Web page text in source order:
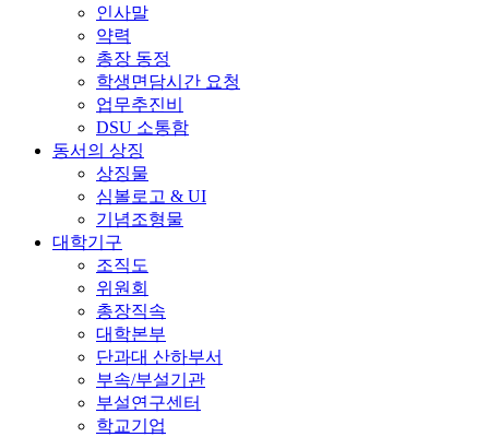
인사말
약력
총장 동정
학생면담시간 요청
업무추진비
DSU 소통함
동서의 상징
상징물
심볼로고 & UI
기념조형물
대학기구
조직도
위원회
총장직속
대학본부
단과대 산하부서
부속/부설기관
부설연구센터
학교기업